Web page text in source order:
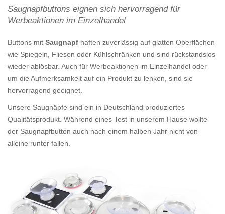
Saugnapfbuttons eignen sich hervorragend für
Werbeaktionen im Einzelhandel
Buttons mit Saugnapf haften zuverlässig auf glatten Oberflächen
wie Spiegeln, Fliesen oder Kühlschränken und sind rückstandslos
wieder ablösbar. Auch für Werbeaktionen im Einzelhandel oder
um die Aufmerksamkeit auf ein Produkt zu lenken, sind sie
hervorragend geeignet.
Unsere Saugnäpfe sind ein in Deutschland produziertes
Qualitätsprodukt. Während eines Test in unserem Hause wollte
der Saugnapfbutton auch nach einem halben Jahr nicht von
alleine runter fallen.